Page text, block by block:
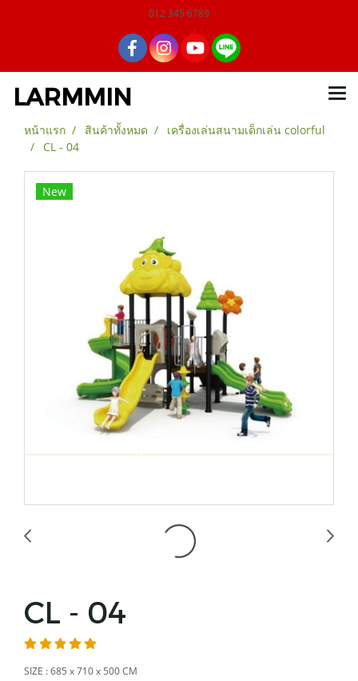
012 345 6789
LARMMIN
หน้าแรก สินค้าทั้งหมด
เครื่องเล่นสนามเด็กเล่น colorful
CL - 04
New
CL - 04
SIZE : 685 x 710 x 500 CM